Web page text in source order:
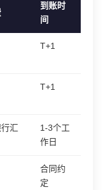
到账时
间
T+1
T+1
汇
1-3个工
作日
合同约
定